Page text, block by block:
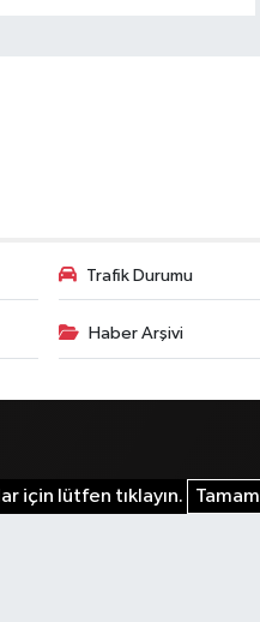
Trafik Durumu
Haber Arşivi
için lütfen tıklayın. Tamam